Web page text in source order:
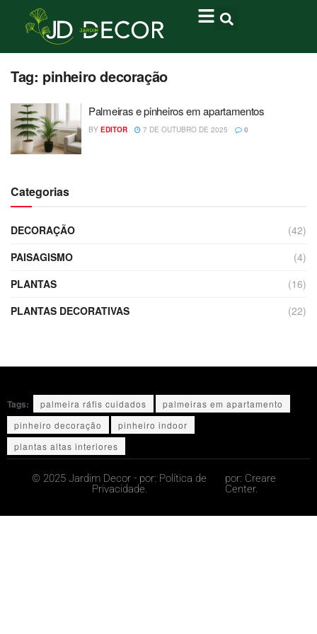
Tag: pinheiro decoração
Palmeiras e pinheiros em apartamentos
BY EDITOR 7 DE OUTUBRO DE 2025 0
Categorias
DECORAÇÃO
(42)
PAISAGISMO
(4)
PLANTAS
(16)
PLANTAS DECORATIVAS
(22)
Tags: palmeira ráfis cuidados
palmeiras em apartamento
pinheiro decoração
pinheiro indoor
plantas altas interiores
© 2025 Jardim Decor - por: Política de
Privacidade.
por: Creare
Center.